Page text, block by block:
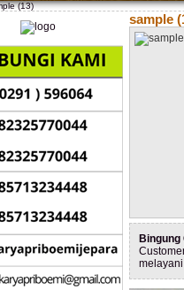
(13)
sample
Bingung